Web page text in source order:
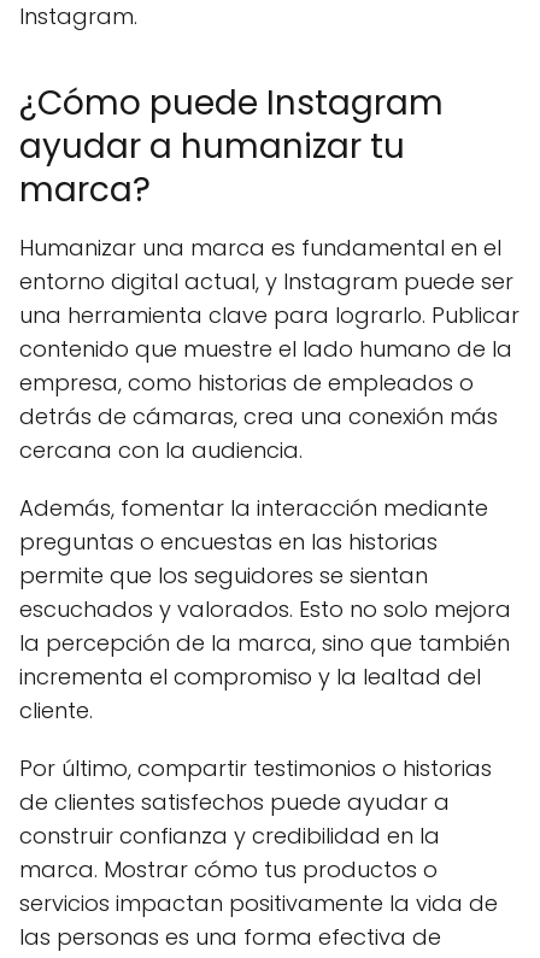
Instagram.
¿Cómo puede Instagram
ayudar a humanizar tu
marca?
Humanizar una marca es fundamental en el
entorno digital actual, y Instagram puede ser
una herramienta clave para lograrlo. Publicar
contenido que muestre el lado humano de la
empresa, como historias de empleados o
detrás de cámaras, crea una conexión más
cercana con la audiencia.
Además, fomentar la interacción mediante
preguntas o encuestas en las historias
permite que los seguidores se sientan
escuchados y valorados. Esto no solo mejora
la percepción de la marca, sino que también
incrementa el compromiso y la lealtad del
cliente.
Por último, compartir testimonios o historias
de clientes satisfechos puede ayudar a
construir confianza y credibilidad en la
marca. Mostrar cómo tus productos o
servicios impactan positivamente la vida de
las personas es una forma efectiva de